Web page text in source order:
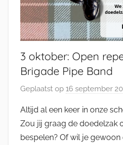
3 oktober: Open
Brigade Pipe Band
Geplaatst op 16 september
Altijd al een keer in onze
Zou jij graag de doedelzak
bespelen? Of wil je gewoon